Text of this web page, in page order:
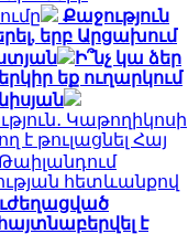
Քաջություն
երբ Արցախում
Ի՞նչ կա ձեր
եք ուղարկում
Կաթողիկոսի
է թուլացնել Հայ
Թաիլանդում
հետևանքով
է